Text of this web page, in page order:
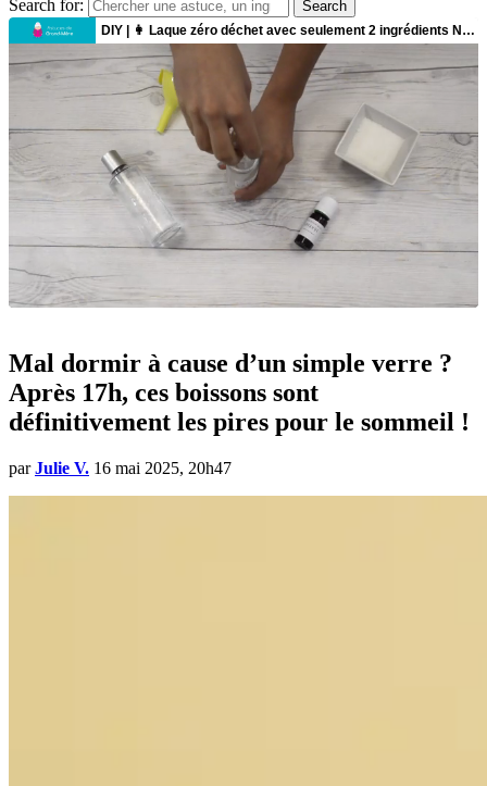
Search for:
Search
Mal dormir à cause d’un simple verre ?
Après 17h, ces boissons sont
définitivement les pires pour le sommeil !
par Julie V. 16 mai 2025, 20h47